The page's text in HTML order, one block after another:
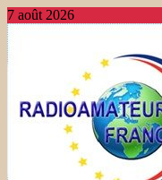
7 août 2026